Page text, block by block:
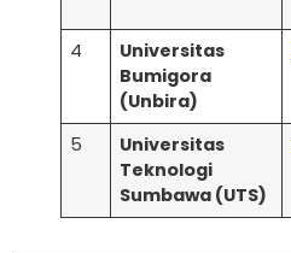
4
Universitas
Bumigora
(Unbira)
5
Universitas
Teknologi
Sumbawa (UTS)